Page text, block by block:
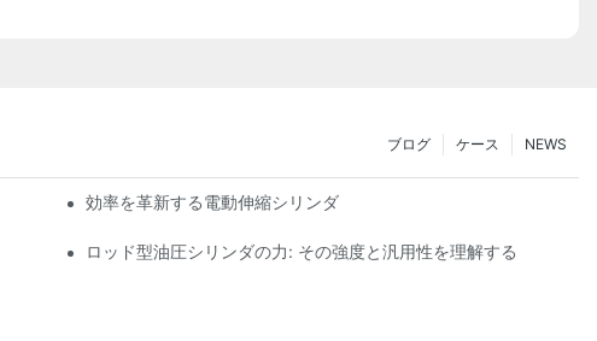
NEWS
ケース
ブログ
効率を革新する電動伸縮シリンダ
ロッド型油圧シリンダの力: その強度と汎用性を理解する